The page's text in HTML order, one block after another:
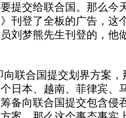
提交给联合国。那么今
刊登了全板的广告，这
刘梦熊先生刊登的，他
向联合国提交划界方案
日本、越南、菲律宾、
备向联合国提交包含侵